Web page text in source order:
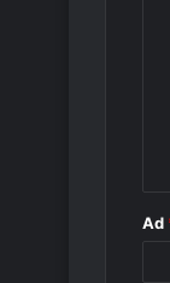
Ad